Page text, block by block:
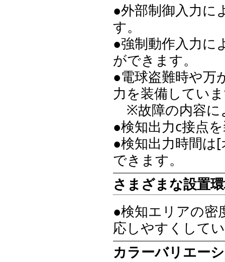
●外部制御入力に
す。
●強制動作入力に
ができます。
●電球盗難時や万
力を装備してい
※故障の内容に
●検知出力c接点
●検知出力時間は
できます。
さまざまな設置
●検知エリアの密
応しやすくして
カラーバリエー